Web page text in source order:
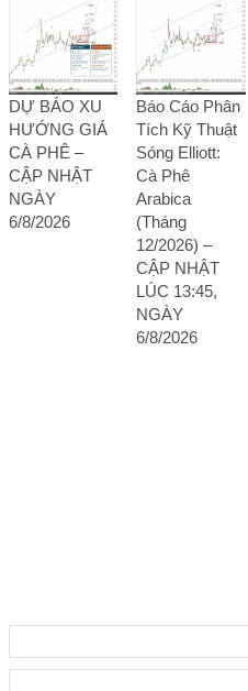
DỰ BÁO XU
HƯỚNG GIÁ
CÀ PHÊ –
CẬP NHẬT
NGÀY
6/8/2026
Báo Cáo Phân
Tích Kỹ Thuật
Sóng Elliott:
Cà Phê
Arabica
(Tháng
12/2026) –
CẬP NHẬT
LÚC 13:45,
NGÀY
6/8/2026